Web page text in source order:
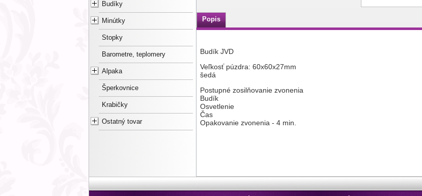
Budíky
Minútky
Stopky
Barometre, teplomery
Alpaka
Šperkovnice
Krabičky
Ostatný tovar
Popis
Budík JVD
Veľkosť púzdra: 60x60x27mm
šedá
Postupné zosilňovanie zvonenia
Budík
Osvetlenie
Čas
Opakovanie zvonenia - 4 min.